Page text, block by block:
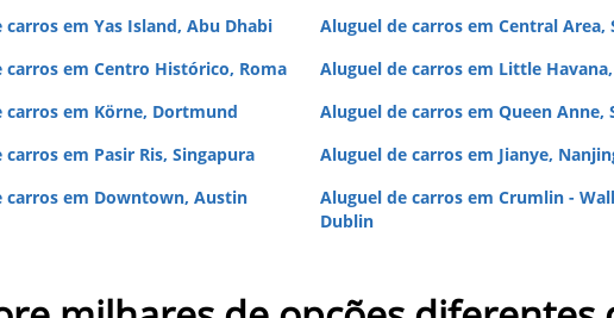
carros em Yas Island, Abu Dhabi Aluguel de carros em Central Area,
carros em Centro Histórico, Roma
Aluguel de carros em Little
carros em Körne, Dortmund
Aluguel de carros em Queen Anne,
em Pasir Ris, Singapura
Aluguel de carros em Jianye,
carros em Downtown, Austin
Aluguel de carros em Crumlin -
Dublin